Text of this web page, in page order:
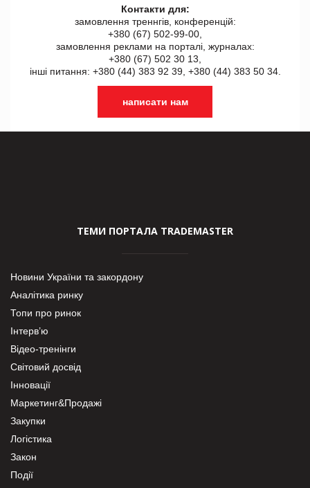
Контакти для:
замовлення треннгів, конференцій:
+380 (67) 502-99-00,
замовлення реклами на порталі, журналах:
+380 (67) 502 30 13,
інші питання: +380 (44) 383 92 39, +380 (44) 383 50 34.
написати нам
ТЕМИ ПОРТАЛА TRADEMASTER
Новини України та закордону
Аналітика ринку
Топи про ринок
Інтерв’ю
Відео-тренінги
Світовий досвід
Інновації
Маркетинг&Продажі
Закупки
Логістика
Закон
Події